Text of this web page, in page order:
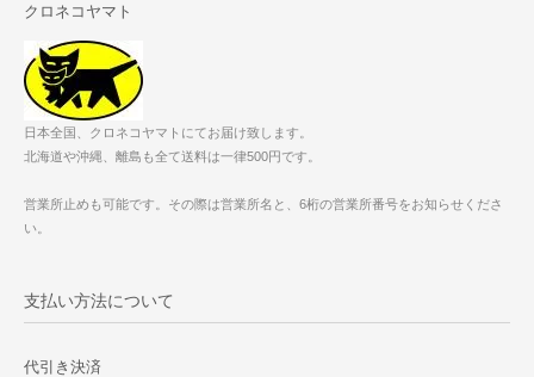
クロネコヤマト
日本全国、クロネコヤマトにてお届け致します。
北海道や沖縄、離島も全て送料は一律500円です。
営業所止めも可能です。その際は営業所名と、6桁の営業所番号をお知らせくださ
い。
支払い方法について
代引き決済